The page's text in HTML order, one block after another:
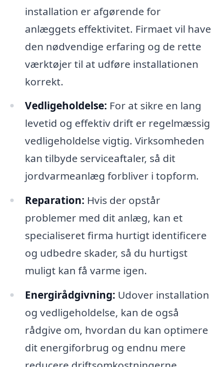
installation er afgørende for
anlæggets effektivitet. Firmaet vil have
den nødvendige erfaring og de rette
værktøjer til at udføre installationen
korrekt.
Vedligeholdelse: For at sikre en lang
levetid og effektiv drift er regelmæssig
vedligeholdelse vigtig. Virksomheden
kan tilbyde serviceaftaler, så dit
jordvarmeanlæg forbliver i topform.
Reparation: Hvis der opstår
problemer med dit anlæg, kan et
specialiseret firma hurtigt identificere
og udbedre skader, så du hurtigst
muligt kan få varme igen.
Energirådgivning: Udover installation
og vedligeholdelse, kan de også
rådgive om, hvordan du kan optimere
dit energiforbrug og endnu mere